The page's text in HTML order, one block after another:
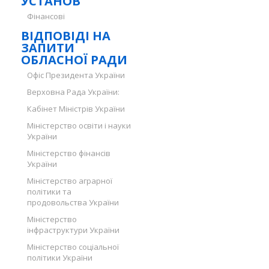
Фінансові
ВІДПОВІДІ НА
ЗАПИТИ
ОБЛАСНОЇ РАДИ
Офіс Президента України
Верховна Рада України:
Кабінет Міністрів України
Міністерство освіти і науки
України
Міністерство фінансів
України
Міністерство аграрної
політики та
продовольства України
Міністерство
інфраструктури України
Міністерство соціальної
політики України